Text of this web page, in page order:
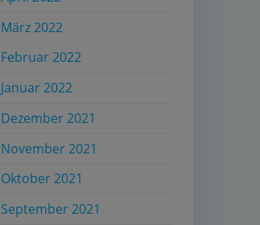
März 2022
Februar 2022
Januar 2022
Dezember 2021
November 2021
Oktober 2021
September 2021